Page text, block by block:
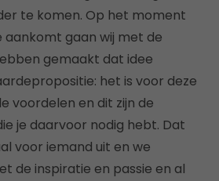
te komen. Op het moment
aankomt gaan wij met de
gemaakt dat idee
het is voor deze
voordelen en dit zijn de
je daarvoor nodig hebt. Dat
voor iemand uit en we
de inspiratie en passie en al